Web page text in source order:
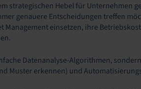
strategischen Hebel für Unternehmen
genauere Entscheidungen treffen
einsetzen, ihre
Datenanalyse-Algorithmen,
Muster erkennen) und